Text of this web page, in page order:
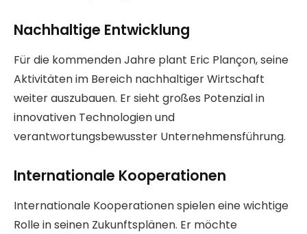
Nachhaltige Entwicklung
Für die kommenden Jahre plant Eric Plançon, seine
Aktivitäten im Bereich nachhaltiger Wirtschaft
weiter auszubauen. Er sieht großes Potenzial in
innovativen Technologien und
verantwortungsbewusster Unternehmensführung.
Internationale Kooperationen
Internationale Kooperationen spielen eine wichtige
Rolle in seinen Zukunftsplänen. Er möchte